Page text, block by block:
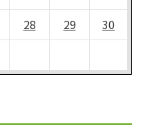
28 29
30